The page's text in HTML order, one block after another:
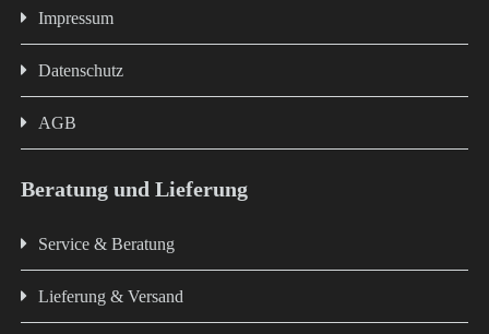
Impressum
Datenschutz
AGB
Beratung und Lieferung
Service & Beratung
Lieferung & Versand